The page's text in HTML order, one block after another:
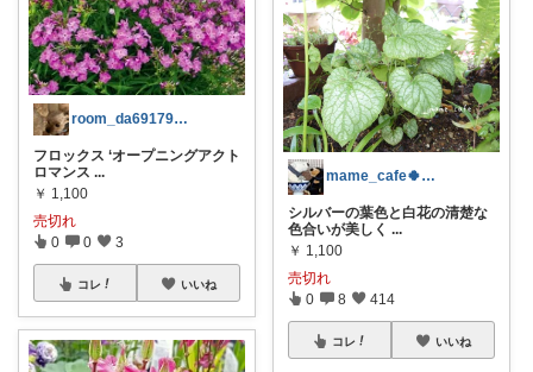
room_da69179dbc
フロックス ‘オープニングアクト
ロマンス ...
￥ 1,100
売切れ
0 0 3
コレ いいね
mame_cafe🍀いつもありがとう♪
シルバーの葉色と白花の清楚な
色合いが美しく ...
￥ 1,100
売切れ
0 8 414
コレ いいね